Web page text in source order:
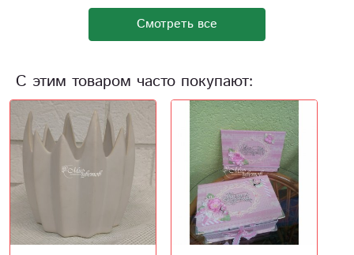
Смотреть все
С этим товаром часто покупают: